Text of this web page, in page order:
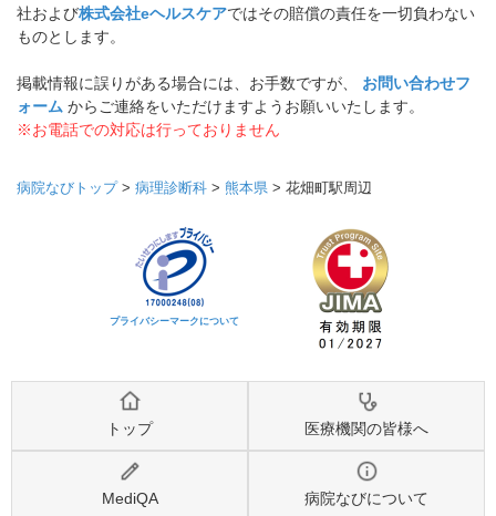
社および株式会社eヘルスケアではその賠償の責任を一切負わない
ものとします。
掲載情報に誤りがある場合には、お手数ですが、 お問い合わせフ
ォーム からご連絡をいただけますようお願いいたします。
※お電話での対応は行っておりません
病院なびトップ> 病理診断科 > 熊本県 > 花畑町駅周辺
プライバシーマークについて
トップ 医療機関の皆様へ
MediQA 病院なびについて